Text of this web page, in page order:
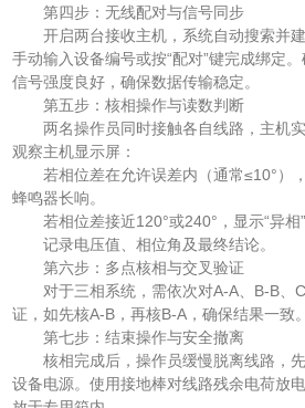
第四步：无线配对与信号同步
开启两台接收主机，系统自动搜索并建
手动输入设备编号或按“配对”键完成绑定
信号强度良好，确保数据传输稳定。
第五步：核相操作与读数判断
两名操作员同时接触各自线路，主机实
观察主机显示屏：
若相位差在允许误差内（通常≤10°），
蜂鸣器长响。
若相位差接近120°或240°，显示“异相”
记录电压值、相位角及最终结论。
第六步：多点核相与交叉验证
对于三相系统，需依次对A-A、B-B、
证，如先核A-B，再核B-A，确保结果一致
第七步：结束操作与安全撤离
核相完成后，操作员缓慢脱离线路，先
设备电源。使用接地棒对线路残余电荷放